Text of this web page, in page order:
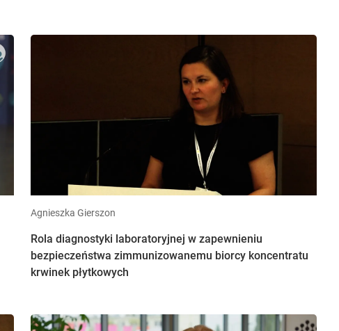
Agnieszka Gierszon
Rola diagnostyki laboratoryjnej w zapewnieniu
bezpieczeństwa zimmunizowanemu biorcy koncentratu
krwinek płytkowych